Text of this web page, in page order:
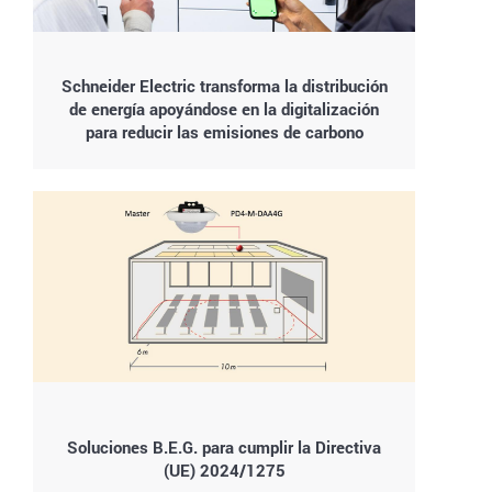
Schneider Electric transforma la distribución
de energía apoyándose en la digitalización
para reducir las emisiones de carbono
Soluciones B.E.G. para cumplir la Directiva
(UE) 2024/1275